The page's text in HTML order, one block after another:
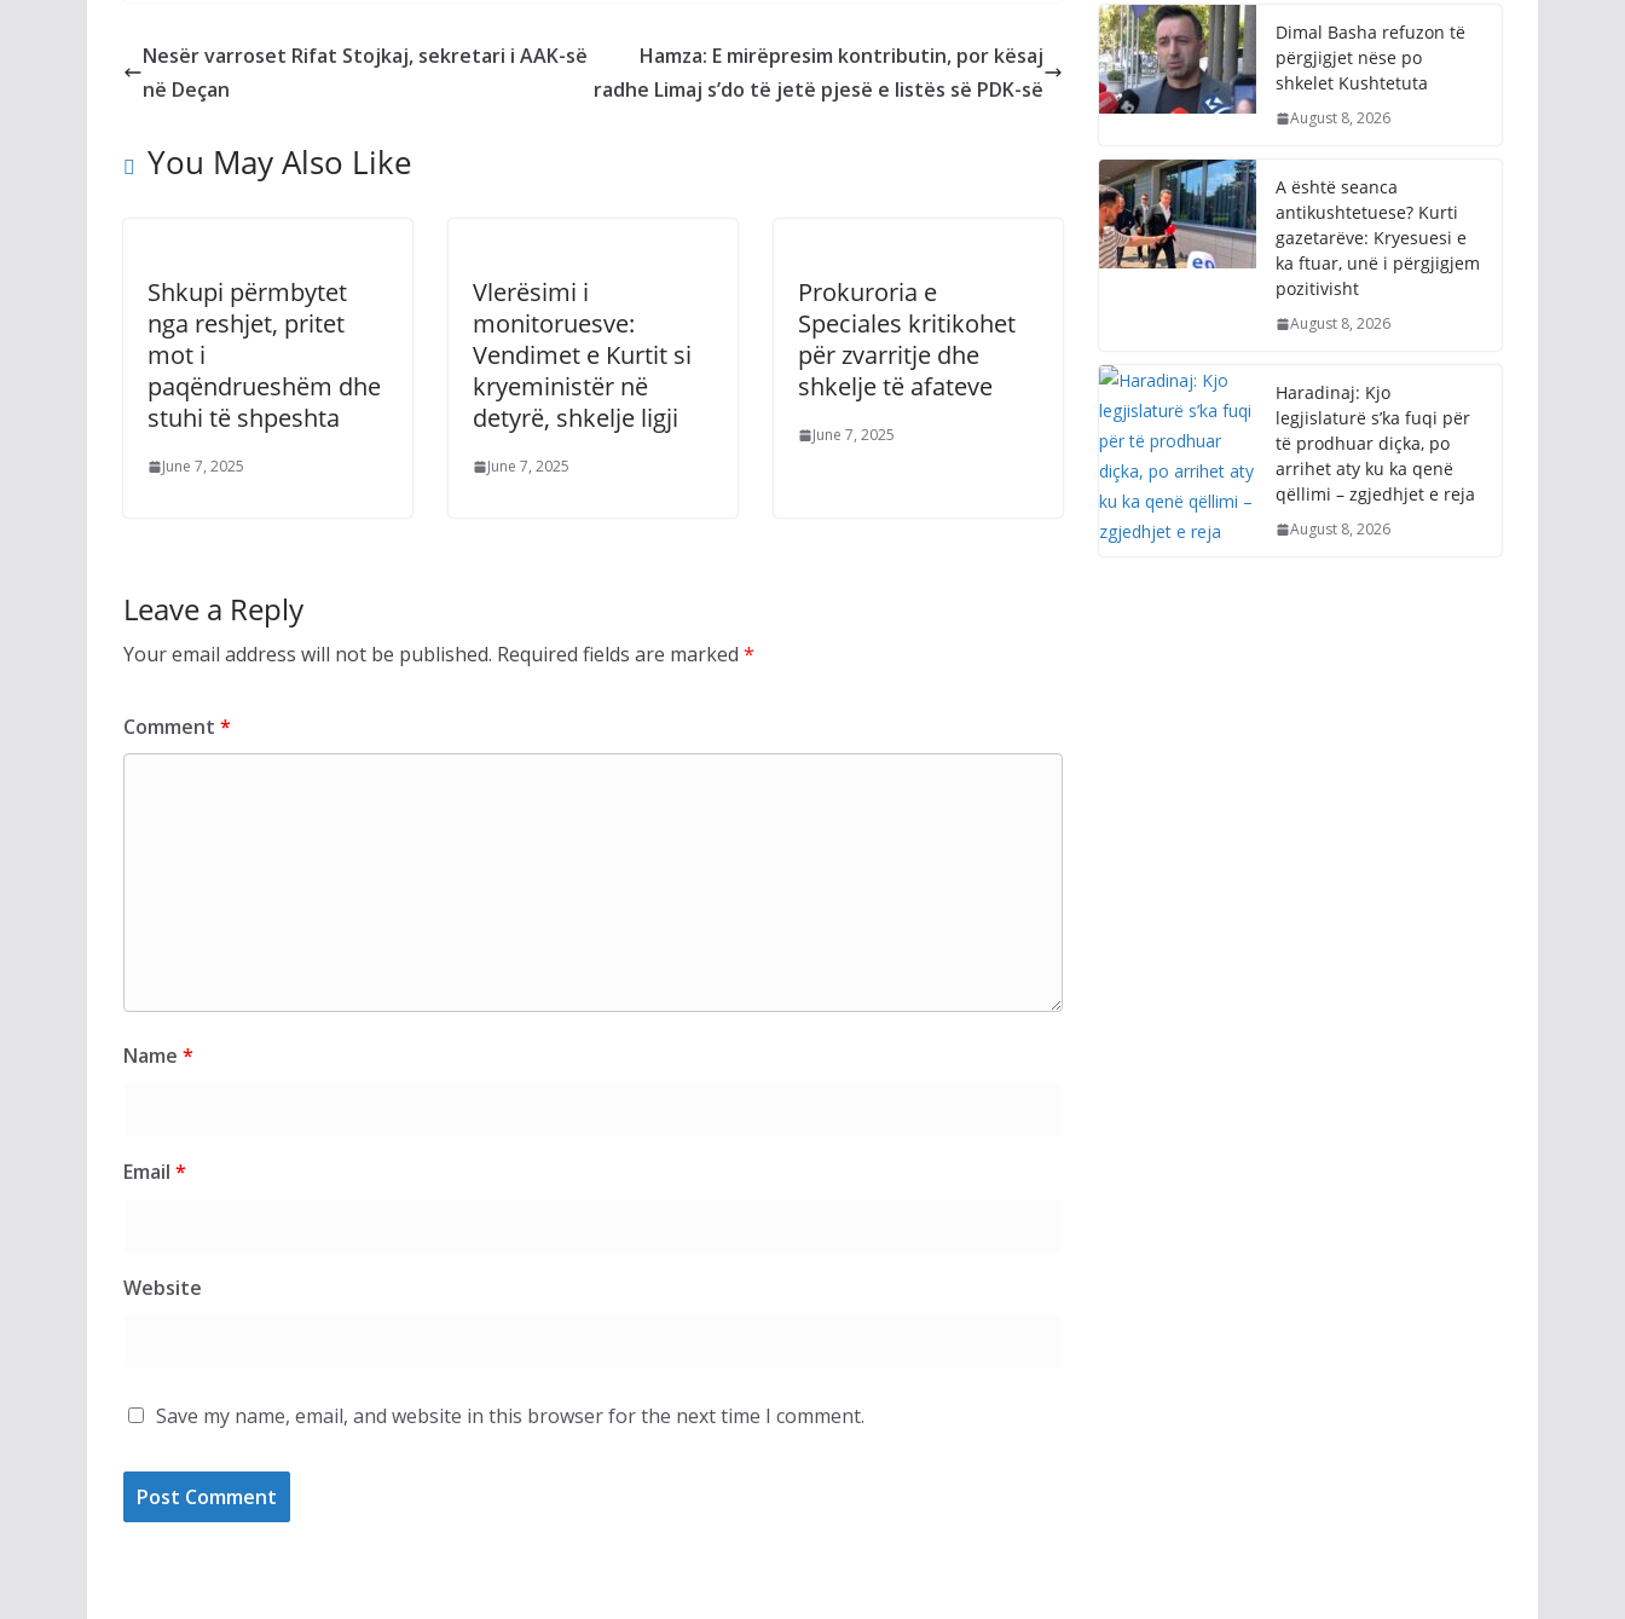
Nesër varroset Rifat Stojkaj, sekretari i AAK-së
në Deçan
Hamza: E mirëpresim kontributin, por kësaj
radhe Limaj s’do të jetë pjesë e listës së PDK-së
You May Also Like
Shkupi përmbytet
nga reshjet, pritet
mot i
paqëndrueshëm dhe
stuhi të shpeshta
June 7, 2025
Vlerësimi i
monitoruesve:
Vendimet e Kurtit si
kryeministër në
detyrë, shkelje ligji
June 7, 2025
Prokuroria e
Speciales kritikohet
për zvarritje dhe
shkelje të afateve
June 7, 2025
Leave a Reply
Your email address will not be published. Required fields are marked *
Comment *
Name *
Email *
Website
Save my name, email, and website in this browser for the next time I comment.
Dimal Basha refuzon të
përgjigjet nëse po
shkelet Kushtetuta
August 8, 2026
A është seanca
antikushtetuese? Kurti
gazetarëve: Kryesuesi e
ka ftuar, unë i përgjigjem
pozitivisht
August 8, 2026
Haradinaj: Kjo
legjislaturë s’ka fuqi për
të prodhuar diçka, po
arrihet aty ku ka qenë
qëllimi – zgjedhjet e reja
August 8, 2026